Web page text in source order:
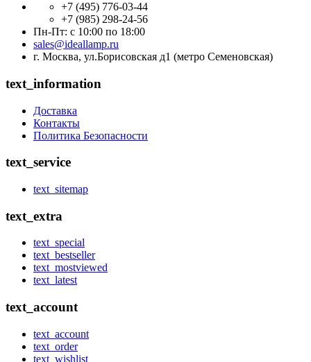
+7 (495) 776-03-44
+7 (985) 298-24-56
Пн-Пт: с 10:00 по 18:00
sales@ideallamp.ru
г. Москва, ул.Борисовская д1 (метро Семеновская)
text_information
Доставка
Контакты
Политика Безопасности
text_service
text_sitemap
text_extra
text_special
text_bestseller
text_mostviewed
text_latest
text_account
text_account
text_order
text_wishlist